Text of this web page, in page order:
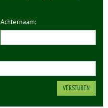
Achternaam: